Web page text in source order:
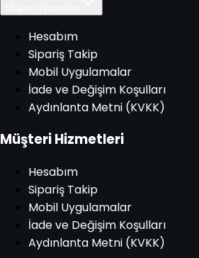
Hesabım
Sipariş Takip
Mobil Uygulamalar
İade ve Değişim Koşulları
Aydınlanta Metni (KVKK)
Müşteri Hizmetleri
Hesabım
Sipariş Takip
Mobil Uygulamalar
İade ve Değişim Koşulları
Aydınlanta Metni (KVKK)